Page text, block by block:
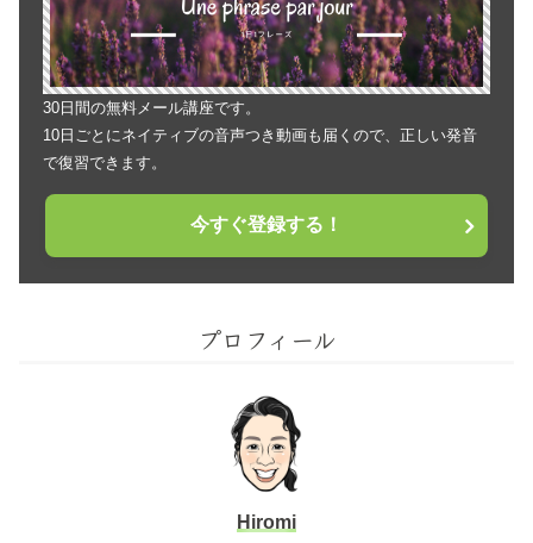
30日間の無料メール講座です。
10日ごとにネイティブの音声つき動画も届くので、正しい発音
で復習できます。
今すぐ登録する！
プロフィール
Hiromi